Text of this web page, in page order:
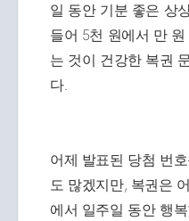
일 동안 기분 좋은 상
들어 5천 원에서 만
는 것이 건강한 복권
다.
어제 발표된 당첨 번
도 많겠지만, 복권은
에서 일주일 동안 행